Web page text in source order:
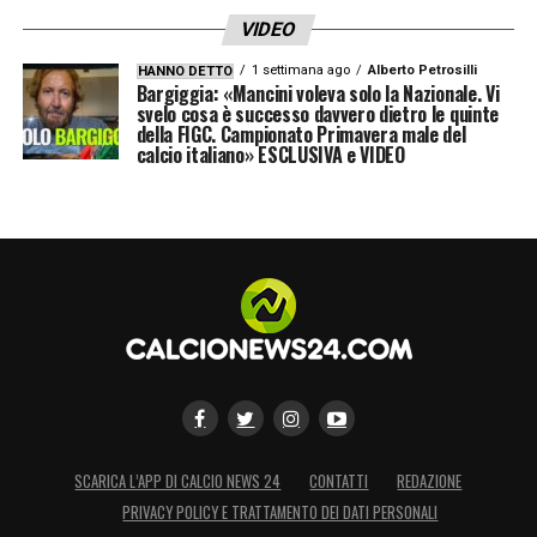
correre anche senza di lui.Un obiettivo che
passa dalla continuità, dalla fiducia e dalla
capacità di integrarsi in un sistema che,
quando funziona, sa essere estremamente
VIDEO
HANNO DETTO 1 settimana ago Alberto Petrosilli
Bargiggia: «Mancini voleva solo la Nazionale. Vi
svelo cosa è successo davvero dietro le quinte
della FIGC. Campionato Primavera male del
calcio italiano» ESCLUSIVA e VIDEO
SCARICA L’APP DI CALCIO NEWS 24 CONTATTI
REDAZIONE
PRIVACY POLICY E TRATTAMENTO DEI DATI PERSONALI